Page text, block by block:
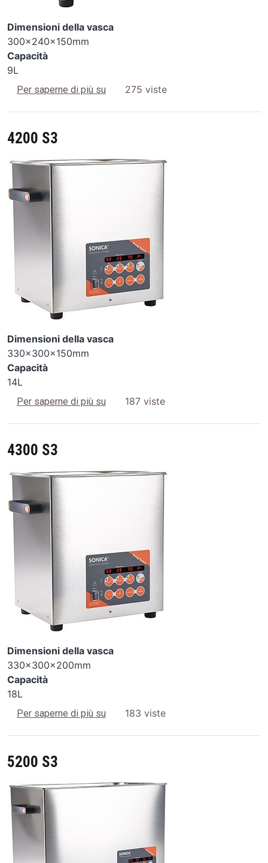
Dimensioni della vasca
300x240x150mm
Capacità
9L
Per saperne di più su 3300 S3275 viste
4200 S3
Image
Dimensioni della vasca
330x300x150mm
Capacità
14L
Per saperne di più su 4200 S3187 viste
4300 S3
Image
Dimensioni della vasca
330x300x200mm
Capacità
18L
Per saperne di più su 4300 S3183 viste
5200 S3
Image